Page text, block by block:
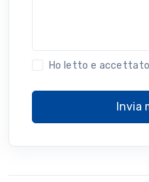
Ho letto e
Invia